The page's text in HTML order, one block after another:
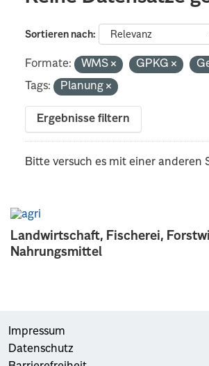
Landwirtschaft, Fischerei,
Nahrungsmittel
Sortieren nach
Formate: WMS GPKG
Tags:
Planung
Ergebnisse filtern
Bitte versuch es mit einer anderen
Impressum
Datenschutz